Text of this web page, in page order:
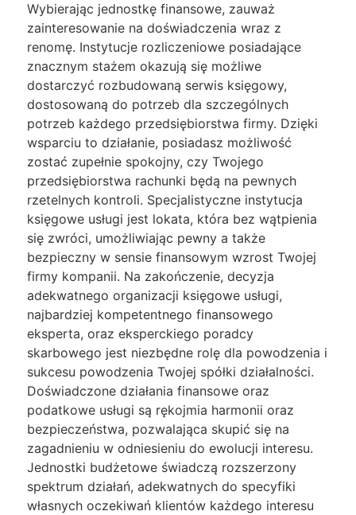
Wybierając jednostkę finansowe, zauważ
zainteresowanie na doświadczenia wraz z
renomę. Instytucje rozliczeniowe posiadające
znacznym stażem okazują się możliwe
dostarczyć rozbudowaną serwis księgowy,
dostosowaną do potrzeb dla szczególnych
potrzeb każdego przedsiębiorstwa firmy. Dzięki
wsparciu to działanie, posiadasz możliwość
zostać zupełnie spokojny, czy Twojego
przedsiębiorstwa rachunki będą na pewnych
rzetelnych kontroli. Specjalistyczne instytucja
księgowe usługi jest lokata, która bez wątpienia
się zwróci, umożliwiając pewny a także
bezpieczny w sensie finansowym wzrost Twojej
firmy kompanii. Na zakończenie, decyzja
adekwatnego organizacji księgowe usługi,
najbardziej kompetentnego finansowego
eksperta, oraz eksperckiego poradcy
skarbowego jest niezbędne rolę dla powodzenia i
sukcesu powodzenia Twojej spółki działalności.
Doświadczone działania finansowe oraz
podatkowe usługi są rękojmia harmonii oraz
bezpieczeństwa, pozwalająca skupić się na
zagadnieniu w odniesieniu do ewolucji interesu.
Jednostki budżetowe świadczą rozszerzony
spektrum działań, adekwatnych do specyfiki
własnych oczekiwań klientów każdego interesu